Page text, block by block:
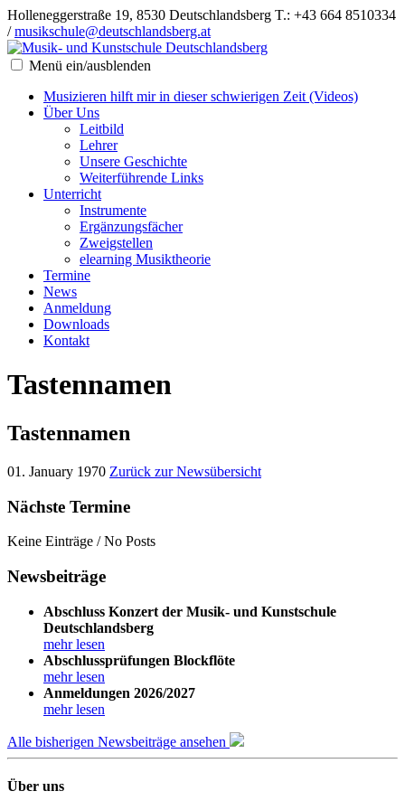
Holleneggerstraße 19, 8530 Deutschlandsberg T.: +43 664 8510334
/musikschule@deutschlandsberg.at
Menü ein/ausblenden
Musizieren hilft mir in dieser schwierigen Zeit (Videos)
Über Uns
Leitbild
Lehrer
Unsere Geschichte
Weiterführende Links
Unterricht
Instrumente
Ergänzungsfächer
Zweigstellen
elearning Musiktheorie
Termine
News
Anmeldung
Downloads
Kontakt
Tastennamen
Tastennamen
01. January 1970 Zurück zur Newsübersicht
Nächste Termine
Keine Einträge / No Posts
Newsbeiträge
Abschluss Konzert der Musik- und Kunstschule
Deutschlandsberg
mehr lesen
Abschlussprüfungen Blockflöte
mehr lesen
Anmeldungen 2026/2027
mehr lesen
Alle bisherigen Newsbeiträge ansehen
Über uns